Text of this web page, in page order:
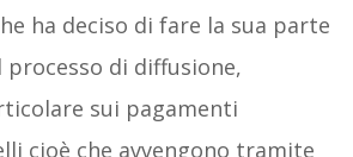
ha deciso di fare la sua parte
processo di diffusione,
sui pagamenti
cioè che avvengono tramite